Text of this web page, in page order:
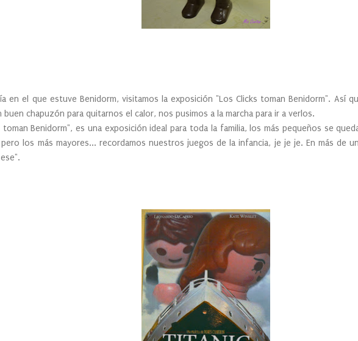
en el que estuve Benidorm, visitamos la exposición "Los Clicks toman Benidorm". Así
buen chapuzón para quitarnos el calor, nos pusimos a la marcha para ir a verlos.
toman Benidorm", es una exposición ideal para toda la familia, los más pequeños se
los más mayores... recordamos nuestros juegos de la infancia, je je je. En más de